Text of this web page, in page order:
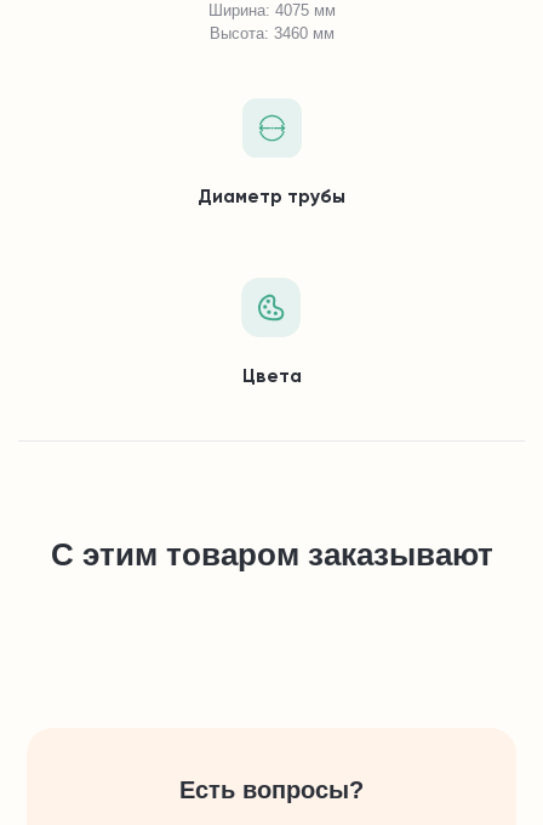
Ширина: 4075 мм
Высота: 3460 мм
Диаметр трубы
Цвета
С этим товаром заказывают
Есть вопросы?